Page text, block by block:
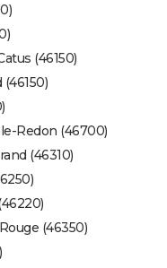
(46150)
Redon (46700)
(46310)
(46350)